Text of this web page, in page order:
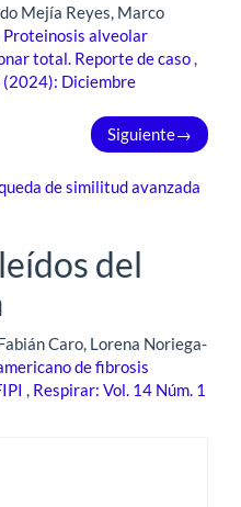
Mejía Reyes, Marco
Proteinosis alveolar
total. Reporte de caso,
(2024): Diciembre
Siguiente→
de similitud avanzada
del
Caro, Lorena Noriega-
de fibrosis
, Respirar: Vol. 14 Núm. 1